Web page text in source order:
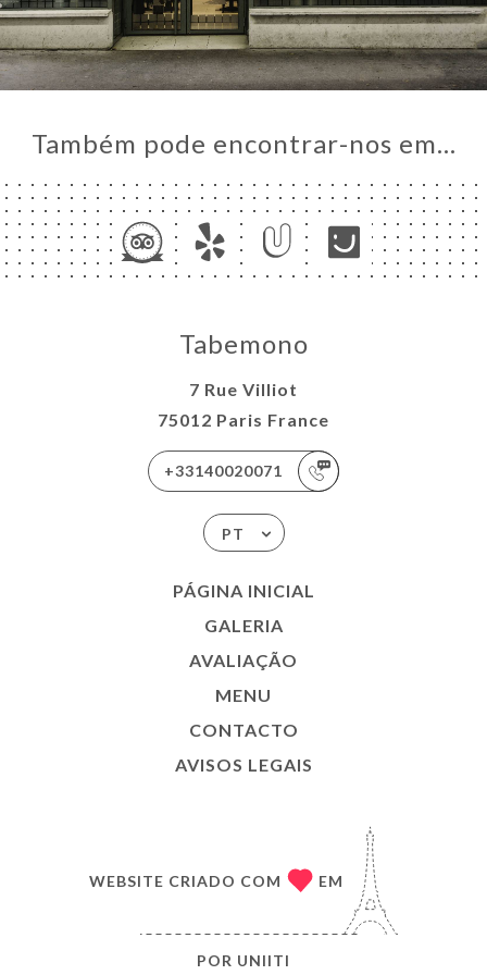
Também pode encontrar-nos em…
Tabemono
7 Rue Villiot
75012 Paris France
+33140020071
PT
PÁGINA INICIAL
GALERIA
AVALIAÇÃO
MENU
CONTACTO
AVISOS LEGAIS
WEBSITE CRIADO COM EM
POR UNIITI